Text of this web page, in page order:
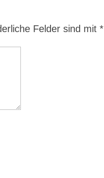
Felder sind mit*